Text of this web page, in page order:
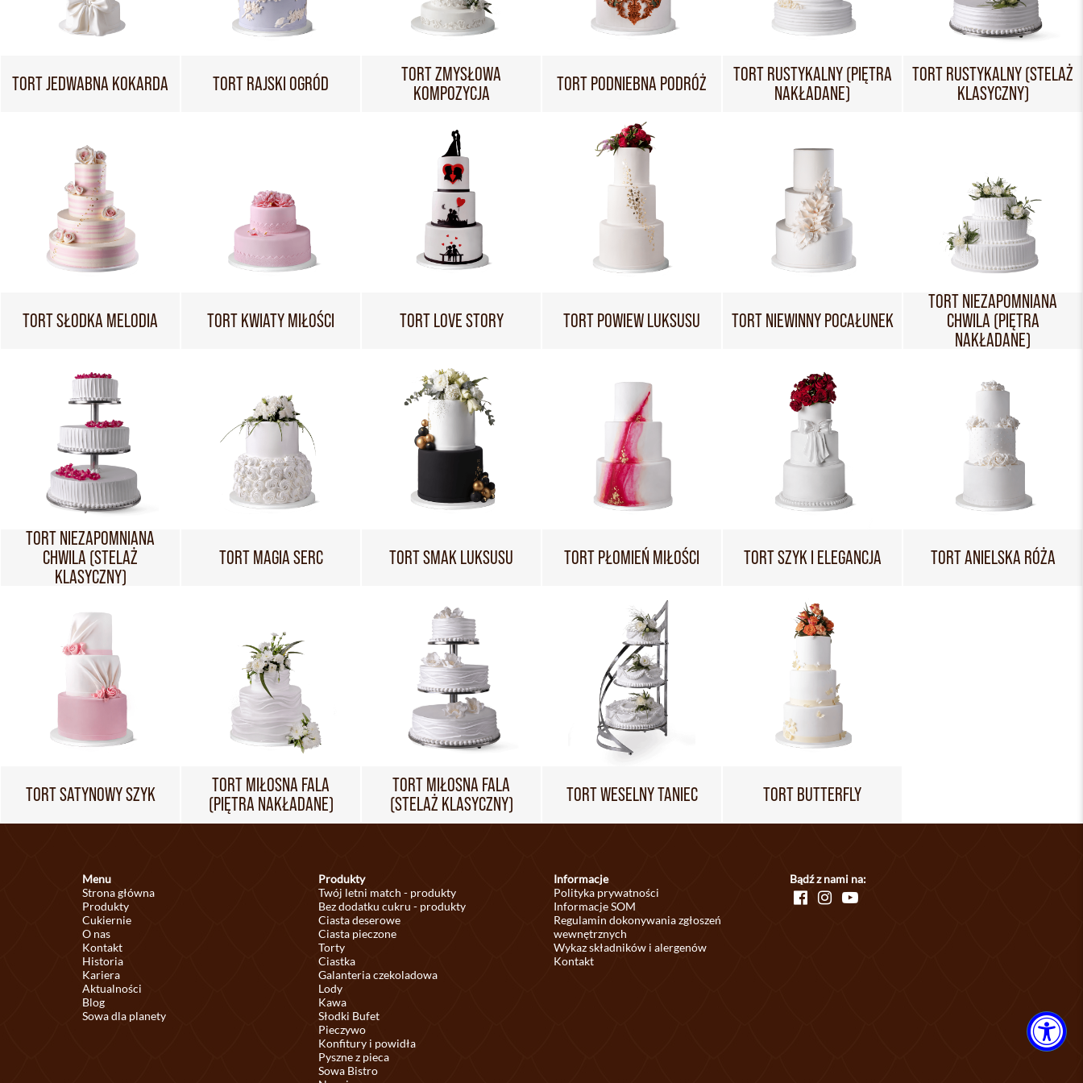
TORT JEDWABNA KOKARDA TORT RAJSKI OGRÓD
TORT ZMYSŁOWA
KOMPOZYCJA
TORT PODNIEBNA PODRÓŻ
TORT RUSTYKALNY (PIĘTRA
NAKŁADANE)
TORT RUSTYKALNY (STELAŻ
KLASYCZNY)
TORT SŁODKA MELODIA TORT KWIATY MIŁOŚCI TORT LOVE STORY TORT POWIEW LUKSUSU TORT NIEWINNY POCAŁUNEK
TORT NIEZAPOMNIANA
CHWILA (PIĘTRA
NAKŁADANE)
TORT NIEZAPOMNIANA
CHWILA (STELAŻ
KLASYCZNY)
TORT MAGIA SERC TORT SMAK LUKSUSU TORT PŁOMIEŃ MIŁOŚCI TORT SZYK I ELEGANCJA TORT ANIELSKA RÓŻA
TORT SATYNOWY SZYK
TORT MIŁOSNA FALA
(PIĘTRA NAKŁADANE)
TORT MIŁOSNA FALA
(STELAŻ KLASYCZNY)
TORT WESELNY TANIEC TORT BUTTERFLY
Menu
Strona główna
Produkty
Cukiernie
O nas
Kontakt
Historia
Kariera
Aktualności
Blog
Sowa dla planety
Produkty
Twój letni match - produkty
Bez dodatku cukru - produkty
Ciasta deserowe
Ciasta pieczone
Torty
Ciastka
Galanteria czekoladowa
Lody
Kawa
Słodki Bufet
Pieczywo
Konfitury i powidła
Pyszne z pieca
Sowa Bistro
Informacje
Polityka prywatności
Informacje SOM
Regulamin dokonywania zgłoszeń
wewnętrznych
Wykaz składników i alergenów
Kontakt
Bądź z nami na: